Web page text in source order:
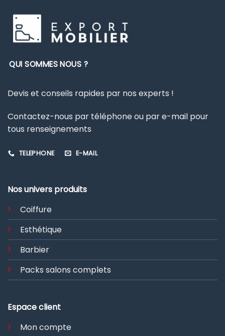
QUI SOMMES NOUS ?
Devis et conseils rapides par nos experts !
Contactez-nous par téléphone ou par e-mail pour
tous renseignements
TELEPHONE E-MAIL
Nos univers produits
Coiffure
Esthétique
Barbier
Packs salons complets
Espace client
Mon compte